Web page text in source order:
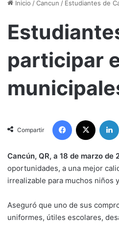
Inicio /Cancun / Estudiantes de
participar
Compartir
Cancún, QR, a 18 de marzo de
oportunidades, a una mejor
irrealizable para muchos niños
Aseguró que uno de sus
uniformes, útiles escolares,